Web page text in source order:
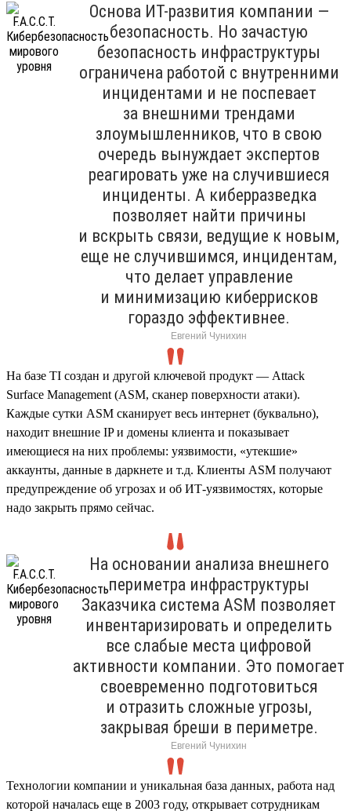
Основа ИТ-развития компании —
безопасность. Но зачастую
безопасность инфраструктуры
ограничена работой с внутренними
инцидентами и не поспевает
за внешними трендами
злоумышленников, что в свою
очередь вынуждает экспертов
реагировать уже на случившиеся
инциденты. А киберразведка
позволяет найти причины
и вскрыть связи, ведущие к новым,
еще не случившимся, инцидентам,
что делает управление
и минимизацию киберрисков
гораздо эффективнее.
Евгений Чунихин
На базе TI создан и другой ключевой продукт — Attack
Surface Management (ASM, сканер поверхности атаки).
Каждые сутки ASM сканирует весь интернет (буквально),
находит внешние IP и домены клиента и показывает
имеющиеся на них проблемы: уязвимости, «утекшие»
аккаунты, данные в даркнете и т.д. Клиенты ASM получают
предупреждение об угрозах и об ИТ-уязвимостях, которые
надо закрыть прямо сейчас.
На основании анализа внешнего
периметра инфраструктуры
Заказчика система ASM позволяет
инвентаризировать и определить
все слабые места цифровой
активности компании. Это помогает
своевременно подготовиться
и отразить сложные угрозы,
закрывая бреши в периметре.
Евгений Чунихин
Технологии компании и уникальная база данных, работа над
которой началась еще в 2003 году, открывает сотрудникам